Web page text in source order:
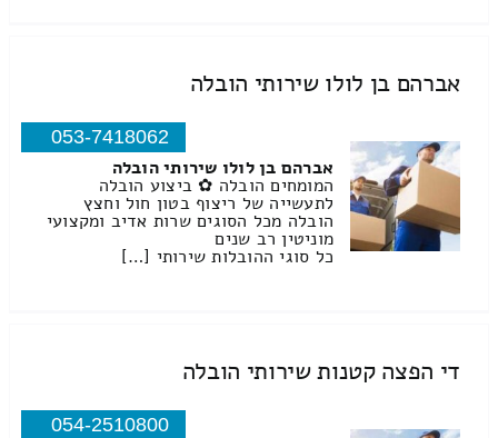
אברהם בן לולו שירותי הובלה
053-7418062
אברהם בן לולו שירותי הובלה
המומחים הובלה ✿ ביצוע הובלה
לתעשייה של ריצוף בטון חול וחצץ
הובלה מכל הסוגים שרות אדיב ומקצועי
מוניטין רב שנים
כל סוגי ההובלות שירותי […]
די הפצה קטנות שירותי הובלה
054-2510800